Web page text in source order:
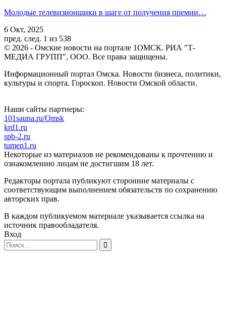
Молодые телевизионщики в шаге от получения премии…
6 Окт, 2025
пред. след. 1 из 538
© 2026 - Омские новости на портале 1ОМСК. РИА "Т-
МЕДИА ГРУПП", ООО. Все права защищены.
Информационный портал Омска. Новости бизнеса, политики,
культуры и спорта. Гороскоп. Новости Омской области.
Наши сайты партнеры:
101sauna.ru/Omsk
krd1.ru
spb-2.ru
tumen1.ru
Некоторые из материалов не рекомендованы к прочтению и
ознакомлению лицам не достигшим 18 лет.
Редакторы портала публикуют сторонние материалы с
соответствующим выполнением обязательств по сохранению
авторских прав.
В каждом публикуемом материале указывается ссылка на
источник правообладателя.
Вход